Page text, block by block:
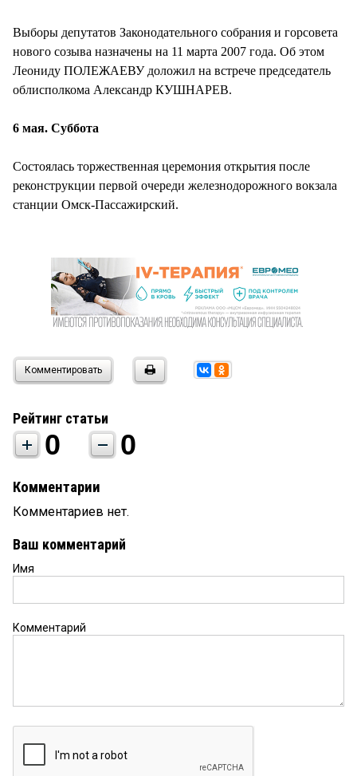
Выборы депутатов Законодательного собрания и горсовета
нового созыва назначены на 11 марта 2007 года. Об этом
Леониду ПОЛЕЖАЕВУ доложил на встрече председатель
облисполкома Александр КУШНАРЕВ.
6 мая. Суббота
Состоялась торжественная церемония открытия после
реконструкции первой очереди железнодорожного вокзала
станции Омск-Пассажирский.
Комментировать
Рейтинг статьи
0 0
Комментарии
Комментариев нет.
Ваш комментарий
Имя
Комментарий